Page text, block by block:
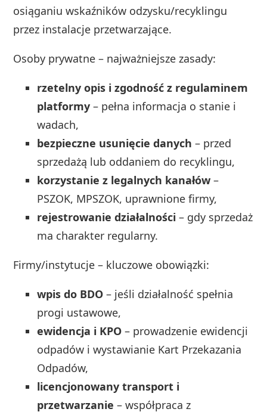
osiąganiu wskaźników odzysku/recyklingu
przez instalacje przetwarzające.
Osoby prywatne – najważniejsze zasady:
rzetelny opis i zgodność z regulaminem
platformy – pełna informacja o stanie i
wadach,
bezpieczne usunięcie danych – przed
sprzedażą lub oddaniem do recyklingu,
korzystanie z legalnych kanałów –
PSZOK, MPSZOK, uprawnione firmy,
rejestrowanie działalności – gdy sprzedaż
ma charakter regularny.
Firmy/instytucje – kluczowe obowiązki:
wpis do BDO – jeśli działalność spełnia
progi ustawowe,
ewidencja i KPO – prowadzenie ewidencji
odpadów i wystawianie Kart Przekazania
Odpadów,
licencjonowany transport i
przetwarzanie – współpraca z